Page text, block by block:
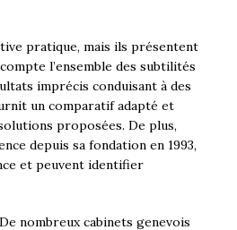
pratique, mais ils présentent
l’ensemble des subtilités
imprécis conduisant à des
un comparatif adapté et
proposées. De plus,
depuis sa fondation en 1993,
et peuvent identifier
nombreux cabinets genevois